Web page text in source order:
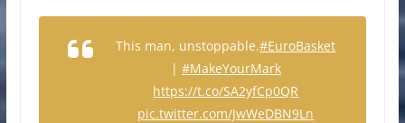
This man, unstoppable.#EuroBasket
| #MakeYourMark
https://t.co/SA2yfCp0QR
pic.twitter.com/JwWeDBN9Ln